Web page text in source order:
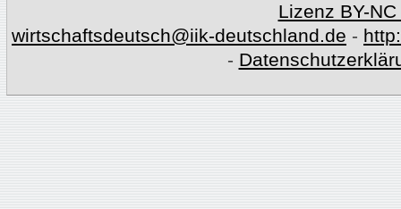
Lizenz BY-
wirtschaftsdeutsch@iik-deutschland.de -
-